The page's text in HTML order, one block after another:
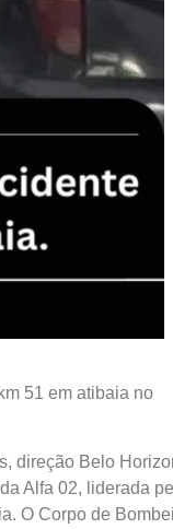
51 em atibaia no
direção Belo
Alfa 02, liderada
O Corpo de